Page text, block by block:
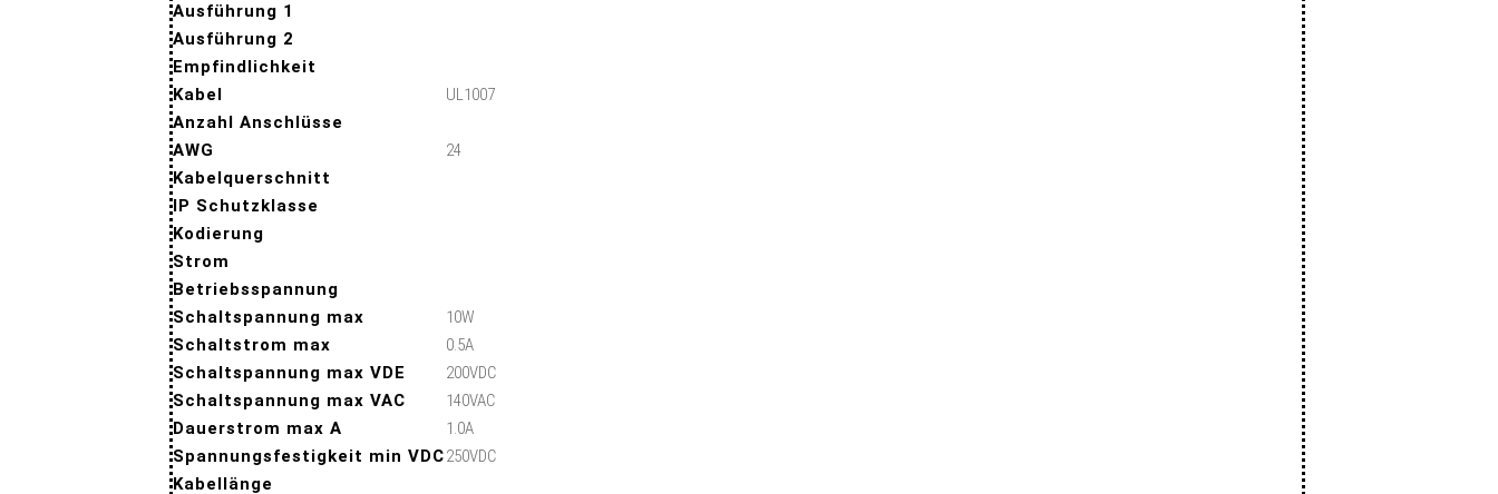
Ausführung 1
Ausführung 2
Empfindlichkeit
Kabel
UL1007
Anzahl Anschlüsse
AWG
24
Kabelquerschnitt
IP Schutzklasse
Kodierung
Strom
Betriebsspannung
Schaltspannung max
10W
Schaltstrom max
0.5A
Schaltspannung max VDE
200VDC
Schaltspannung max VAC
140VAC
Dauerstrom max A
1.0A
Spannungsfestigkeit min VDC250VDC
Kabellänge